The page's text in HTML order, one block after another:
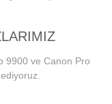
9900 ve Canon Pro